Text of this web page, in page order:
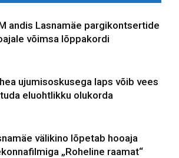
andis Lasnamäe pargikontsertide
võimsa lõppakordi
ujumisoskusega laps võib vees
eluohtlikku olukorda
välikino lõpetab hooaja
„Roheline raamat“